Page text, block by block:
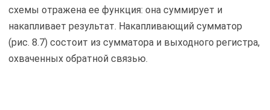
схемы отражена ее функция: она суммирует и
накапливает результат. Накапливающий сумматор
(рис. 8.7) состоит из сумматора и выходного регистра,
охваченных обратной связью.